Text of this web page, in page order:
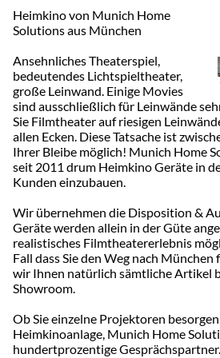
Heimkino von Munich Home
Solutions aus München
Ansehnliches Theaterspiel,
bedeutendes Lichtspieltheater,
große Leinwand. Einige Movies
sind ausschließlich für Leinwände
Sie Filmtheater auf riesigen
allen Ecken. Diese Tatsache ist
Ihrer Bleibe möglich! Munich Home
seit 2011 drum Heimkino Geräte in
Kunden einzubauen.
Wir übernehmen die Disposition &
Geräte werden allein in der Güte
realistisches Filmtheatererlebnis
Fall dass Sie den Weg nach
wir Ihnen natürlich sämtliche Artikel
Showroom.
Ob Sie einzelne Projektoren
Heimkinoanlage, Munich Home
hundertprozentige Gesprächspartner.